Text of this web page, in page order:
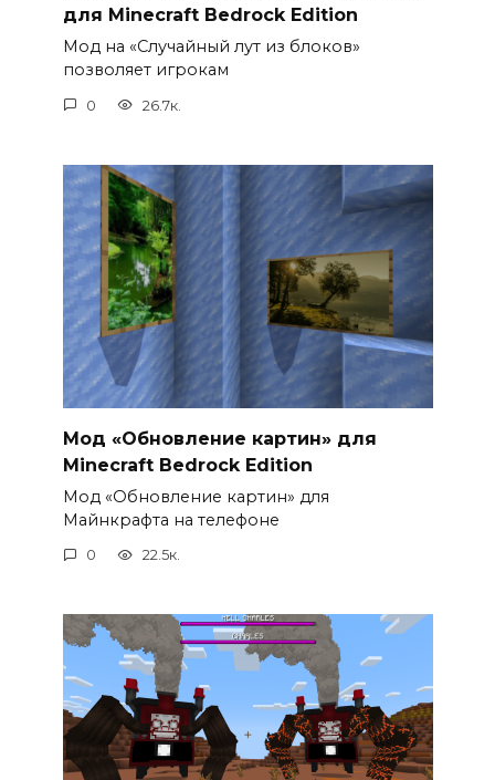
для Minecraft Bedrock Edition
Мод на «Случайный лут из блоков»
позволяет игрокам
0 26.7к.
Мод «Обновление картин» для
Minecraft Bedrock Edition
Мод «Обновление картин» для
Майнкрафта на телефоне
0 22.5к.